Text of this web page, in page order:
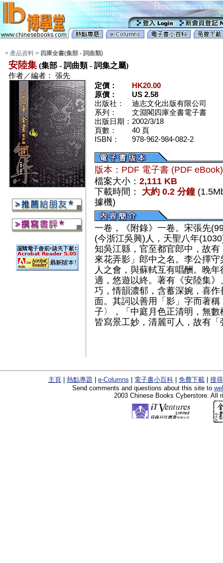
> 產品資料 > 四庫全書(集部 - 詞曲類)
安陸集 (集部 - 詞曲類 - 詞集之屬)
作者／編者： 張先
定價：
HK20.00
原價：
US 2.58
出版社：
迪志文化出版有限公司
系列：
文淵閣四庫全書電子書
出版日期： 2002/3/18
頁數：
40 頁
ISBN：
978-962-984-082-2
版本：PDF 電子書 (PDF
檔案大小： 2,111 KB
下載時間：
大約 0.2 分鐘
據機)
一卷，《附錄》一卷。宋張先
(今浙江吳興)人，天聖八年
知吳江縣，官至都官郎中，故
來花弄影」郎中之名。李公擇
人之會，與蘇軾互有唱酬。晚
適，悠遊以終。著有《安陸集
巧，情韻濃郁，含蓄深婉，喜
面。其詞以善用「影」字而著
子〉，「中庭月色正清明，無
皆寫景工妙，清麗可人，故有
主頁 熱點專題 e-Columns 電子書小百科 免費下載
搜
Send comments and questions about this site to
2003 Chinese Books Cyberstore. All